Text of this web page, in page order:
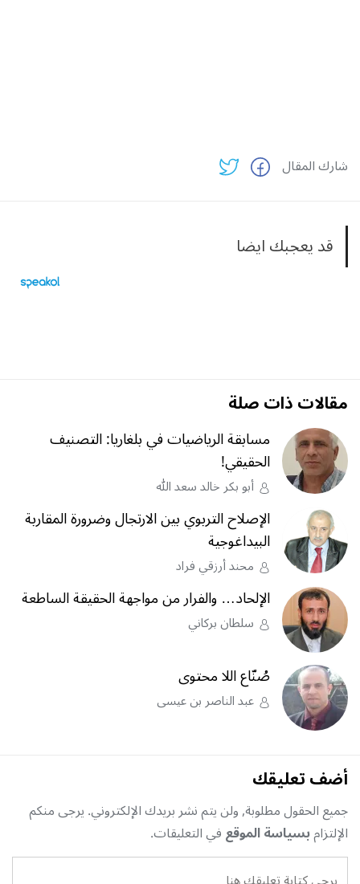
شارك المقال
قد يعجبك ايضا
مقالات ذات صلة
مسابقة الرياضيات في بلغاريا: التصنيف
الحقيقي!
أبو بكر خالد سعد الله
الإصلاح التربوي بين الارتجال وضرورة المقاربة
البيداغوجية
محند أرزقي فراد
الإلحاد… والفرار من مواجهة الحقيقة الساطعة
سلطان بركاني
صُنّاع اللا محتوى
عبد الناصر بن عيسى
أضف تعليقك
جميع الحقول مطلوبة, ولن يتم نشر بريدك الإلكتروني. يرجى منكم
الإلتزامبسياسة الموقعفي التعليقات.